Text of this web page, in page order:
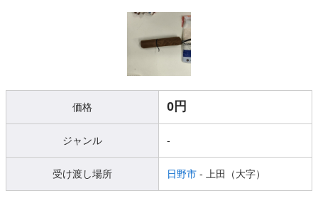
価格 0円
ジャンル -
受け渡し場所 日野市 - 上田（大字）